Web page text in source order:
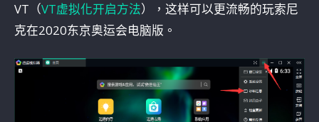
VT（VT虚拟化开启方法），这样可以更流畅的玩索尼
克在2020东京奥运会电脑版。